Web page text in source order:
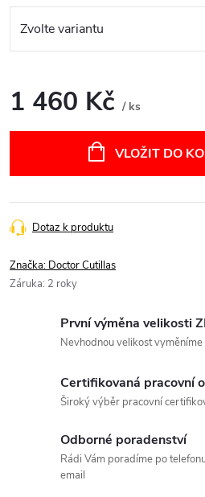
1 460 Kč / ks
VLOŽIT DO
Dotaz k produktu
Značka: Doctor Cutillas
Záruka: 2 roky
První výměna velikosti
Nevhodnou velikost
Certifikovaná pracovní
Široký výběr pracovní
Odborné poradenství
Rádi Vám poradíme po
email